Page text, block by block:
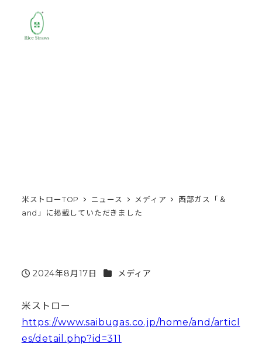
米ストローTOP ニュース メディア
西部ガス「＆
and」に掲載していただきました
投稿日
2024年8月17日 カテゴリー
メディア
米ストロー
https://www.saibugas.co.jp/home/and/articl
es/detail.php?id=311